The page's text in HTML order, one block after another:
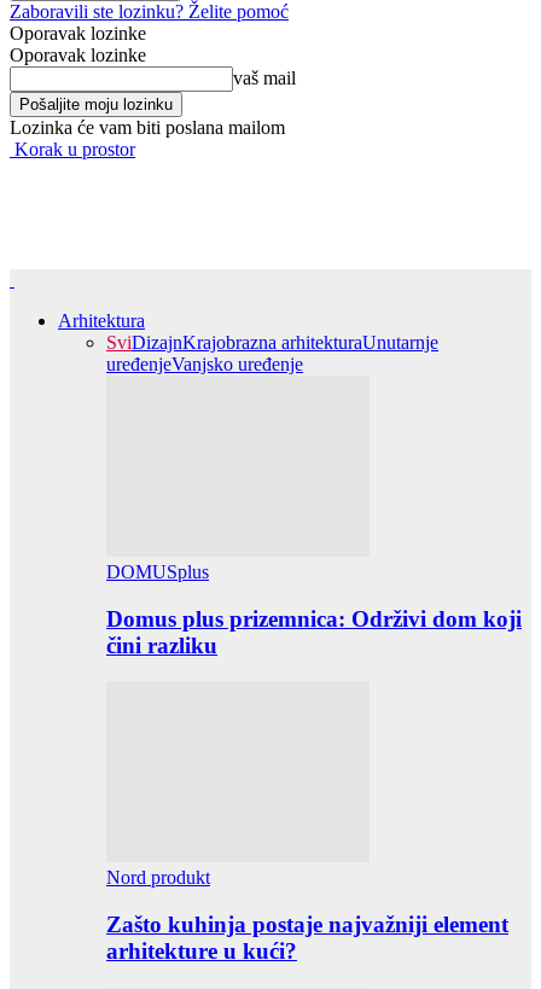
Zaboravili ste lozinku? Želite pomoć
Oporavak lozinke
Oporavak lozinke
vaš mail
Lozinka će vam biti poslana mailom
Korak u prostor
Arhitektura
SviDizajnKrajobrazna arhitekturaUnutarnje
uređenjeVanjsko uređenje
DOMUSplus
Domus plus prizemnica: Održivi dom koji
čini razliku
Nord produkt
Zašto kuhinja postaje najvažniji element
arhitekture u kući?